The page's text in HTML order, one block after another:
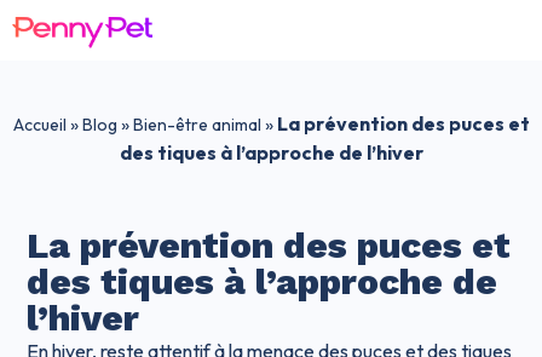
Accueil »Blog »Bien-être animal » La prévention des puces et
des tiques à l’approche de l’hiver
La prévention des puces et
des tiques à l’approche de
l’hiver
En hiver, reste attentif à la menace des puces et des tiques